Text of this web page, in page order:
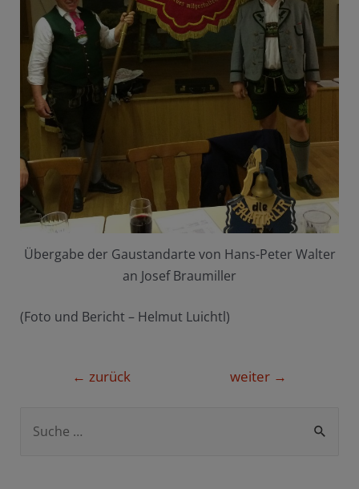
Übergabe der Gaustandarte von Hans-Peter Walter
an Josef Braumiller
(Foto und Bericht – Helmut Luichtl)
Beitragsnavigation
← zurück weiter →